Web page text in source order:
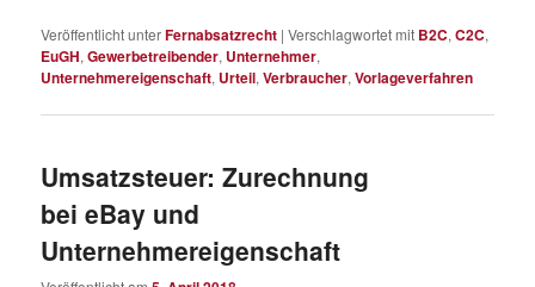
Veröffentlicht unterFernabsatzrecht |Verschlagwortet mit B2C,C2C,
EuGH,Gewerbetreibender, Unternehmer,
Unternehmereigenschaft, Urteil,Verbraucher,Vorlageverfahren
Umsatzsteuer: Zurechnung
bei eBay und
Unternehmereigenschaft